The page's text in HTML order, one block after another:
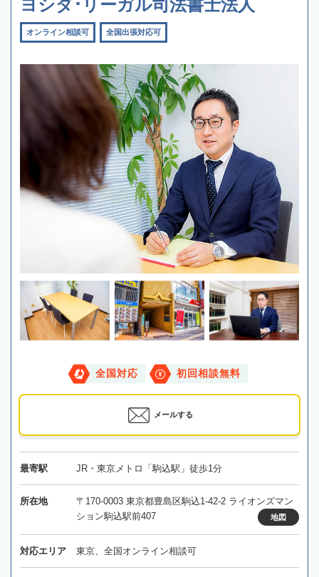
ヨシダ･リーガル司法書士法人
オンライン相談可 全国出張対応可
全国対応 初回相談無料
メールする
最寄駅 JR・東京メトロ「駒込駅」徒歩1分
所在地
〒170-0003 東京都豊島区駒込1-42-2 ライオンズマン
ション駒込駅前407
地図
対応エリア 東京、全国オンライン相談可